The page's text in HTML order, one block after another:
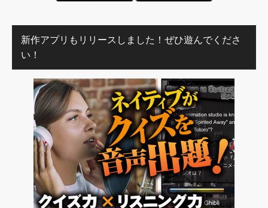
新作アプリもリリースしました！ぜひ遊んでくださ
い！